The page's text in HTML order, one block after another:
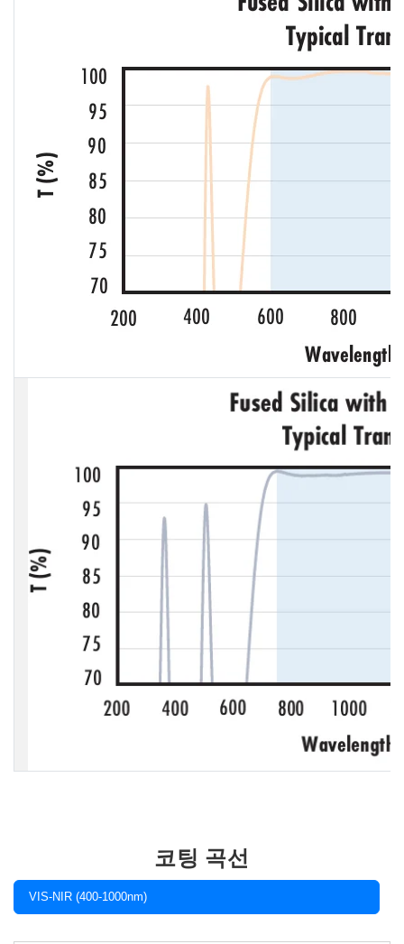
코팅 곡선
VIS-NIR (400-1000nm)